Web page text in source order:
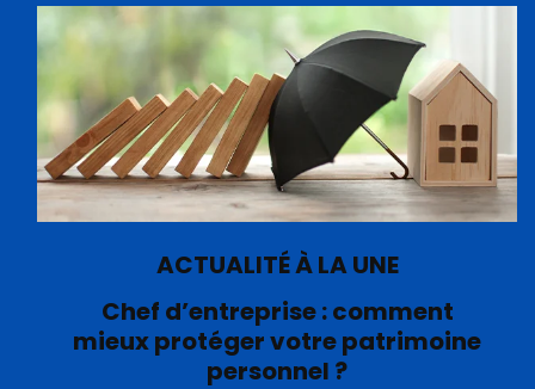
ACTUALITÉ À LA UNE
Chef d’entreprise : comment
mieux protéger votre patrimoine
personnel ?